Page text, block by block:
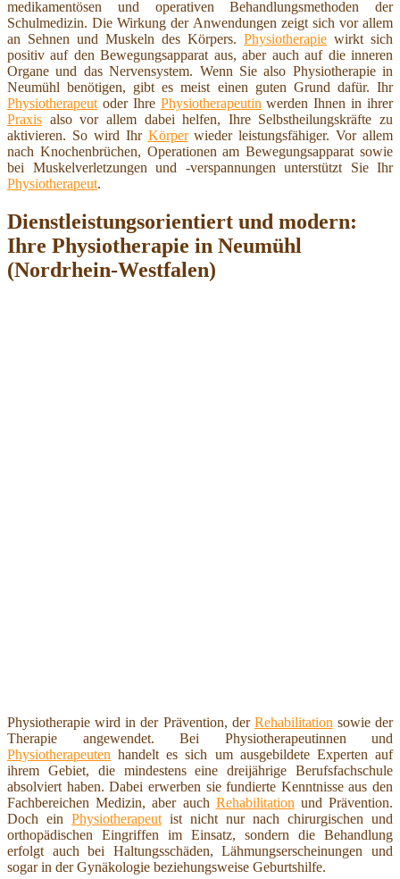
medikamentösen und operativen Behandlungsmethoden der
Schulmedizin. Die Wirkung der Anwendungen zeigt sich vor allem
an Sehnen und Muskeln des Körpers. Physiotherapie wirkt sich
positiv auf den Bewegungsapparat aus, aber auch auf die inneren
Organe und das Nervensystem. Wenn Sie also Physiotherapie in
Neumühl benötigen, gibt es meist einen guten Grund dafür. Ihr
Physiotherapeut oder Ihre Physiotherapeutin werden Ihnen in ihrer
Praxis also vor allem dabei helfen, Ihre Selbstheilungskräfte zu
aktivieren. So wird Ihr Körperwieder leistungsfähiger. Vor allem
nach Knochenbrüchen, Operationen am Bewegungsapparat sowie
bei Muskelverletzungen und -verspannungen unterstützt Sie Ihr
Physiotherapeut.
Dienstleistungsorientiert und modern:
Ihre Physiotherapie in Neumühl
(Nordrhein-Westfalen)
Physiotherapie wird in der Prävention, der Rehabilitation sowie der
Therapie angewendet. Bei Physiotherapeutinnen und
Physiotherapeuten handelt es sich um ausgebildete Experten auf
ihrem Gebiet, die mindestens eine dreijährige Berufsfachschule
absolviert haben. Dabei erwerben sie fundierte Kenntnisse aus den
Fachbereichen Medizin, aber auch Rehabilitation und Prävention.
Doch ein Physiotherapeut ist nicht nur nach chirurgischen und
orthopädischen Eingriffen im Einsatz, sondern die Behandlung
erfolgt auch bei Haltungsschäden, Lähmungserscheinungen und
sogar in der Gynäkologie beziehungsweise Geburtshilfe.